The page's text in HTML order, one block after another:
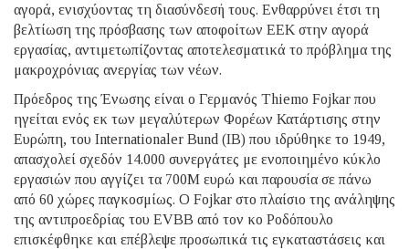
αγορά, ενισχύοντας τη διασύνδεσή τους. Ενθαρρύνει έτσι τη
βελτίωση της πρόσβασης των αποφοίτων ΕΕΚ στην αγορά
εργασίας, αντιμετωπίζοντας αποτελεσματικά το πρόβλημα της
μακροχρόνιας ανεργίας των νέων.
Πρόεδρος της Ένωσης είναι ο Γερμανός Thiemo Fojkar που
ηγείται ενός εκ των μεγαλύτερων Φορέων Κατάρτισης στην
Ευρώπη, του Internationaler Bund (IB) που ιδρύθηκε το 1949,
απασχολεί σχεδόν 14.000 συνεργάτες με ενοποιημένο κύκλο
εργασιών που αγγίζει τα 700Μ ευρώ και παρουσία σε πάνω
από 60 χώρες παγκοσμίως. Ο Fojkar στο πλαίσιο της ανάληψης
της αντιπροεδρίας του EVBB από τον κο Ροδόπουλο
επισκέφθηκε και επέβλεψε προσωπικά τις εγκαταστάσεις και